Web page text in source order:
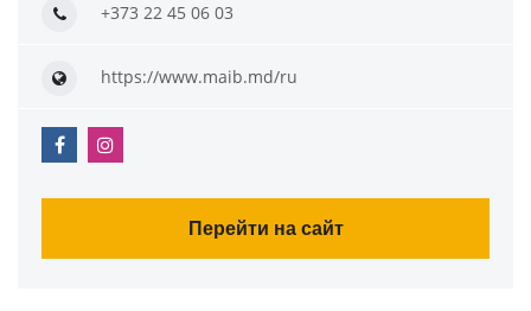
+373 22 45 06 03
https://www.maib.md/ru
Перейти на сайт